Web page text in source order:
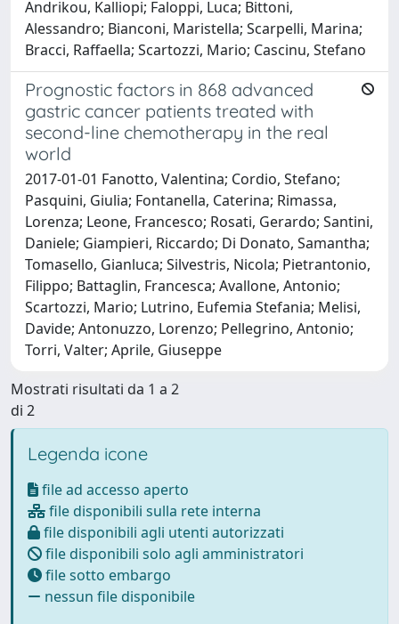
Andrikou, Kalliopi; Faloppi, Luca; Bittoni,
Alessandro; Bianconi, Maristella; Scarpelli, Marina;
Bracci, Raffaella; Scartozzi, Mario; Cascinu, Stefano
Prognostic factors in 868 advanced
gastric cancer patients treated with
second-line chemotherapy in the real
world
2017-01-01 Fanotto, Valentina; Cordio, Stefano;
Pasquini, Giulia; Fontanella, Caterina; Rimassa,
Lorenza; Leone, Francesco; Rosati, Gerardo; Santini,
Daniele; Giampieri, Riccardo; Di Donato, Samantha;
Tomasello, Gianluca; Silvestris, Nicola; Pietrantonio,
Filippo; Battaglin, Francesca; Avallone, Antonio;
Scartozzi, Mario; Lutrino, Eufemia Stefania; Melisi,
Davide; Antonuzzo, Lorenzo; Pellegrino, Antonio;
Torri, Valter; Aprile, Giuseppe
Mostrati risultati da 1 a 2
di 2
Legenda icone
file ad accesso aperto
file disponibili sulla rete interna
file disponibili agli utenti autorizzati
file disponibili solo agli amministratori
file sotto embargo
nessun file disponibile